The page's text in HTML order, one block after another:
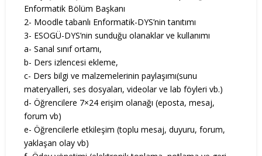
Enformatik Bölüm Başkanı
2- Moodle tabanlı Enformatik-DYS’nin tanıtımı
3- ESOGÜ-DYS’nin sunduğu olanaklar ve kullanımı
a- Sanal sınıf ortamı,
b- Ders izlencesi ekleme,
c- Ders bilgi ve malzemelerinin paylaşımı(sunu
materyalleri, ses dosyaları, videolar ve lab föyleri vb.)
d- Öğrencilere 7×24 erişim olanağı (eposta, mesaj,
forum vb)
e- Öğrencilerle etkileşim (toplu mesaj, duyuru, forum,
yaklaşan olay vb)